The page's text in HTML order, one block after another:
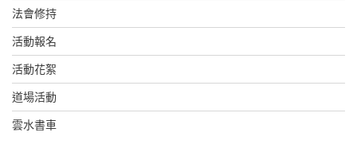
法會修持
活動報名
活動花絮
道場活動
雲水書車